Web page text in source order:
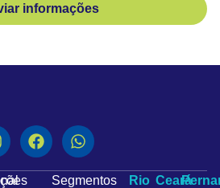
informações
Segmentos
Rio Ceará